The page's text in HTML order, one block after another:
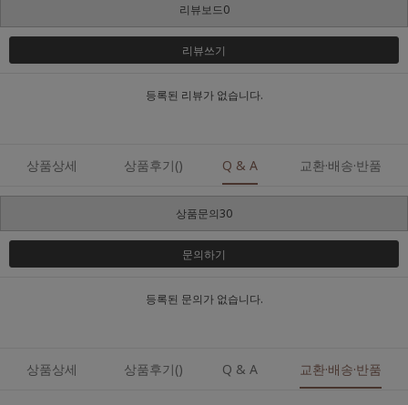
리뷰보드0
리뷰쓰기
등록된 리뷰가 없습니다.
상품상세 상품후기() Q & A 교환·배송·반품
상품문의30
문의하기
등록된 문의가 없습니다.
상품상세 상품후기() Q & A 교환·배송·반품